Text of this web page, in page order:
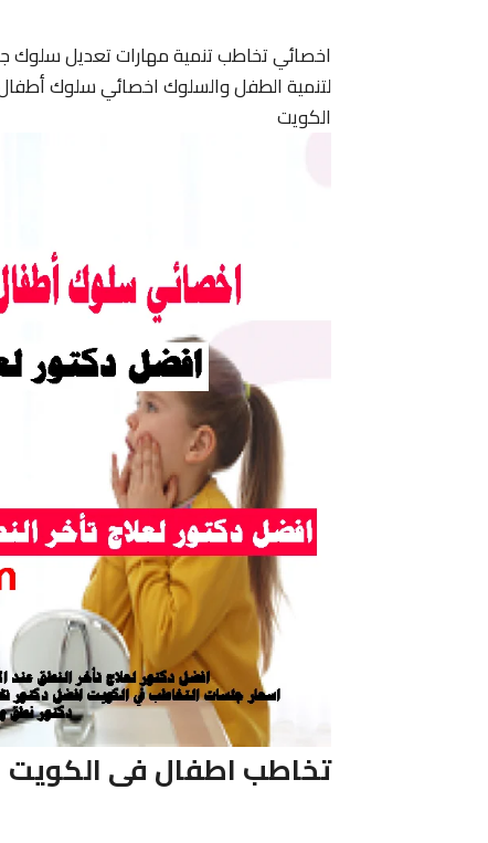
اخصائي تخاطب تنمية مهارات تعديل
لتنمية الطفل والسلوك اخصائي سلوك
الكويت
تخاطب اطفال فى الكويت